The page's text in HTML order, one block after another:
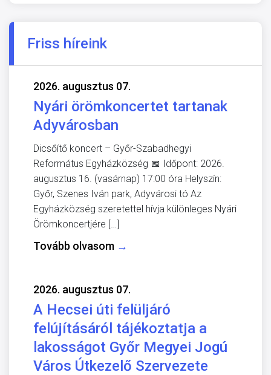
Friss híreink
2026. augusztus 07.
Nyári örömkoncertet tartanak
Adyvárosban
Dicsőítő koncert – Győr-Szabadhegyi
Református Egyházközség 📅 Időpont: 2026.
augusztus 16. (vasárnap) 17:00 óra Helyszín:
Győr, Szenes Iván park, Adyvárosi tó Az
Egyházközség szeretettel hívja különleges Nyári
Örömkoncertjére […]
Tovább olvasom →
2026. augusztus 07.
A Hecsei úti felüljáró
felújításáról tájékoztatja a
lakosságot Győr Megyei Jogú
Város Útkezelő Szervezete